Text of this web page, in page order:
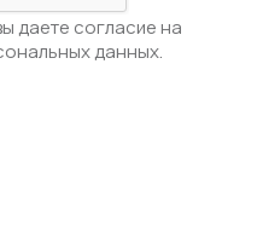
даете согласие на
данных.